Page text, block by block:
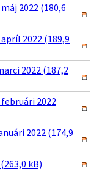
2022 (180,6
2022 (189,9
2022 (187,2
2022
2022 (174,9
kB)